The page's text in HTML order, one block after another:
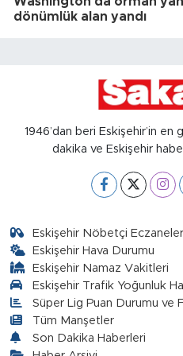
dönümlük alan yandı
1946’dan beri Eskişehir’in
dakika ve Eskişehir
Eskişehir Nöbetçi Eczaneler
Eskişehir Hava Durumu
Eskişehir Namaz Vakitleri
Eskişehir Trafik Yoğunluk
Süper Lig Puan Durumu ve
Tüm Manşetler
Son Dakika Haberleri